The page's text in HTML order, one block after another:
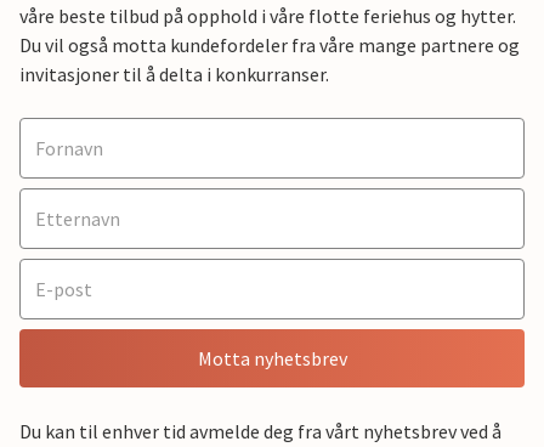
våre beste tilbud på opphold i våre flotte feriehus og hytter.
Du vil også motta kundefordeler fra våre mange partnere og
invitasjoner til å delta i konkurranser.
Motta nyhetsbrev
Du kan til enhver tid avmelde deg fra vårt nyhetsbrev ved å